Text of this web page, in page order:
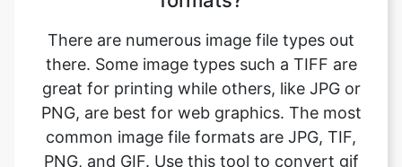
great for printing while others, like JPG or
PNG, are best for web graphics. The most
common image file formats are JPG, TIF,
PNG, and GIF. Use this tool to convert gif
to jpeg format. Just select your format you
want to convert to, upload your image file.
Your image will be converted instantly and